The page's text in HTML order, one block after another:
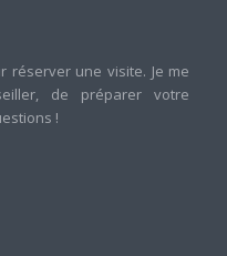
réserver une visite. Je me
de préparer votre
!